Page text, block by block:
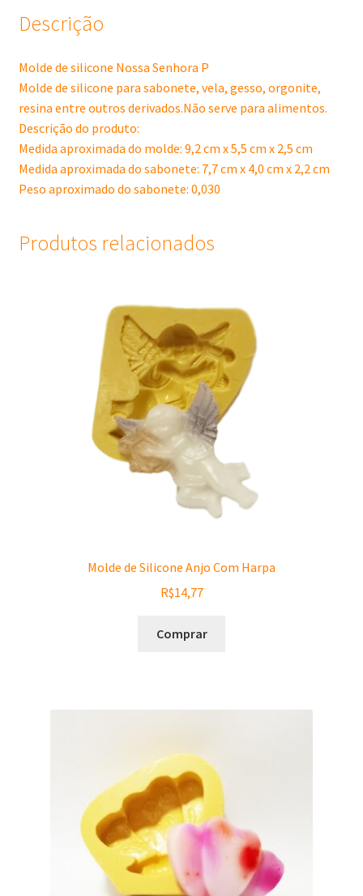
Descrição
Molde de silicone Nossa Senhora P
Molde de silicone para sabonete, vela, gesso, orgonite,
resina entre outros derivados.Não serve para alimentos.
Descrição do produto:
Medida aproximada do molde: 9,2 cm x 5,5 cm x 2,5 cm
Medida aproximada do sabonete: 7,7 cm x 4,0 cm x 2,2 cm
Peso aproximado do sabonete: 0,030
Produtos relacionados
Molde de Silicone Anjo Com Harpa
R$14,77
Comprar